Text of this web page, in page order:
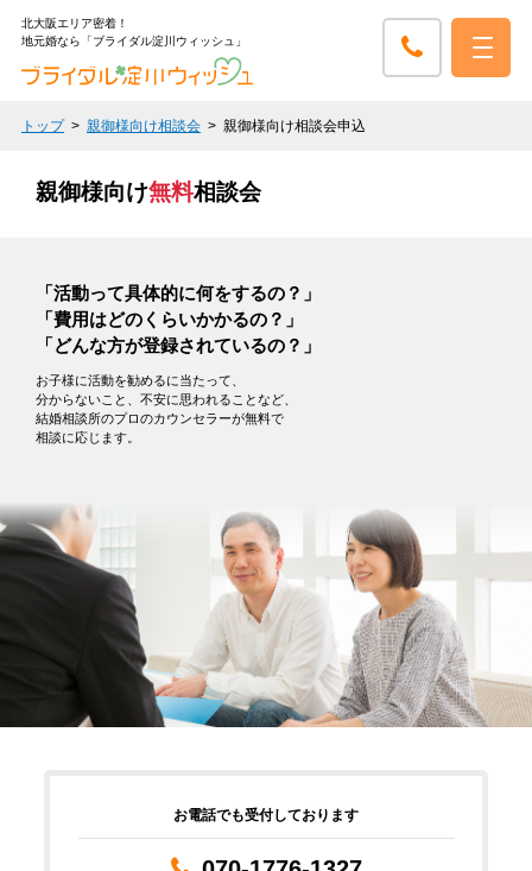
北大阪エリア密着！
地元婚なら「ブライダル淀川ウィッシュ」
トップ 親御様向け相談会 親御様向け相談会申込
親御様向け無料相談会
「活動って具体的に何をするの？」
「費用はどのくらいかかるの？」
「どんな方が登録されているの？」
お子様に活動を勧めるに当たって、
分からないこと、不安に思われることなど、
結婚相談所のプロのカウンセラーが無料で
相談に応じます。
お電話でも受付しております